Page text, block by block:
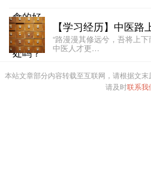
【学习经历】中医路
“路漫漫其修远兮，吾将上
中医人才更…
本站文章部分内容转载至互联网，请根据文
请及时联系我